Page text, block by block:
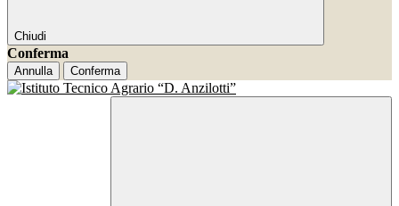
Chiudi
Conferma
Annulla Conferma